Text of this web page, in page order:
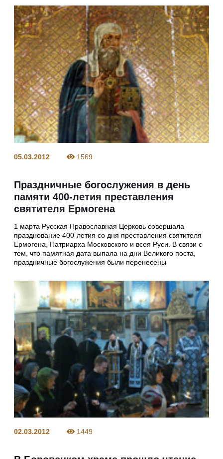
05.03.2012 1569
Праздничные богослужения в день
памяти 400-летия преставления
святителя Ермогена
1 марта Русская Православная Церковь совершала
празднование 400-летия со дня преставления святителя
Ермогена, Патриарха Московского и всея Руси. В связи с
тем, что памятная дата выпала на дни Великого поста,
праздничные богослужения были перенесены
02.03.2012 1449